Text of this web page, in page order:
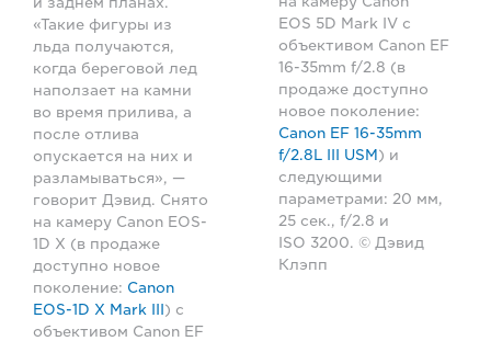
«Такие фигуры из
льда получаются,
когда береговой лед
наползает на камни
во время прилива, а
после отлива
опускается на них и
разламываться», —
говорит Дэвид. Снято
на камеру Canon EOS-
1D X (в продаже
доступно новое
поколение: Canon
EOS-1D X Mark III) с
объективом Canon EF
EOS 5D Mark IV с
объективом Canon EF
16-35mm f/2.8 (в
продаже доступно
новое поколение:
Canon EF 16-35mm
f/2.8L III USM ) и
следующими
параметрами: 20 мм,
25 сек., f/2.8 и
ISO 3200. © Дэвид
Клэпп